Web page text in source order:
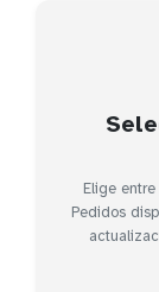
Elige
Pedidos